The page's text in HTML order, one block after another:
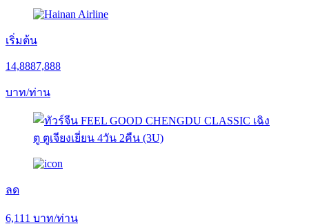
เริ่มต้น
14,8887,888
บาท/ท่าน
ลด
6,111 บาท/ท่าน